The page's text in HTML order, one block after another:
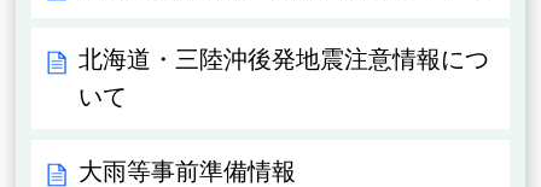
北海道・三陸沖後発地震注意情報につ
いて
大雨等事前準備情報